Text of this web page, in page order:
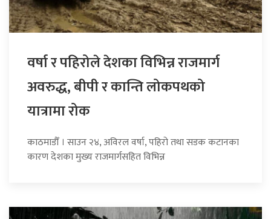
वर्षा र पहिरोले देशका विभिन्न राजमार्ग
अवरुद्ध, बीपी र कान्ति लोकपथको
यात्रामा रोक
काठमाडौँ । साउन २४, अविरल वर्षा, पहिरो तथा सडक कटानका
कारण देशका मुख्य राजमार्गसहित विभिन्न